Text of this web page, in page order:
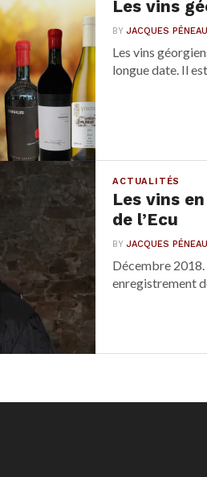
Les vins
BYJACQUES PÉNEAU
Les vins
longue date. Il
ACTUALITÉS
Les vins
de l’Ecu
BYJACQUES PÉNEAU
Décembre 2018.
enregistrement